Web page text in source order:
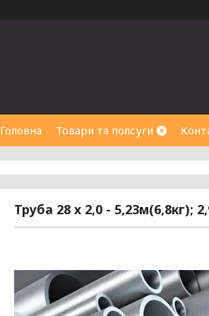
Головна Товари та полсуги
Труба 28 х 2,0 - 5,23м(6,8кг);